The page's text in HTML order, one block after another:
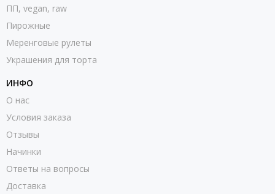
ПП, vegan, raw
Пирожные
Меренговые рулеты
Украшения для торта
ИНФО
О нас
Условия заказа
Отзывы
Начинки
Ответы на вопросы
Доставка